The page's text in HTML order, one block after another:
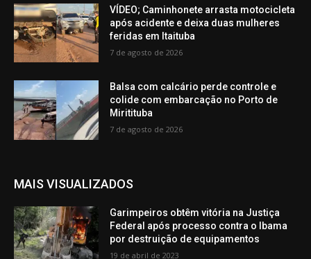
VÍDEO; Caminhonete arrasta motocicleta
após acidente e deixa duas mulheres
feridas em Itaituba
7 de agosto de 2026
Balsa com calcário perde controle e
colide com embarcação no Porto de
Miritituba
7 de agosto de 2026
MAIS VISUALIZADOS
Garimpeiros obtêm vitória na Justiça
Federal após processo contra o Ibama
por destruição de equipamentos
19 de abril de 2023